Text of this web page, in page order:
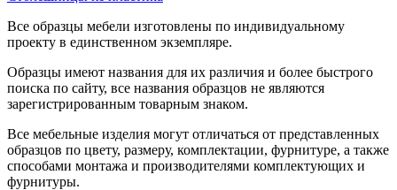
Все образцы мебели изготовлены по индивидуальному
проекту в единственном экземпляре.
Образцы имеют названия для их различия и более быстрого
поиска по сайту, все названия образцов не являются
зарегистрированным товарным знаком.
Все мебельные изделия могут отличаться от представленных
образцов по цвету, размеру, комплектации, фурнитуре, а также
способами монтажа и производителями комплектующих и
фурнитуры.